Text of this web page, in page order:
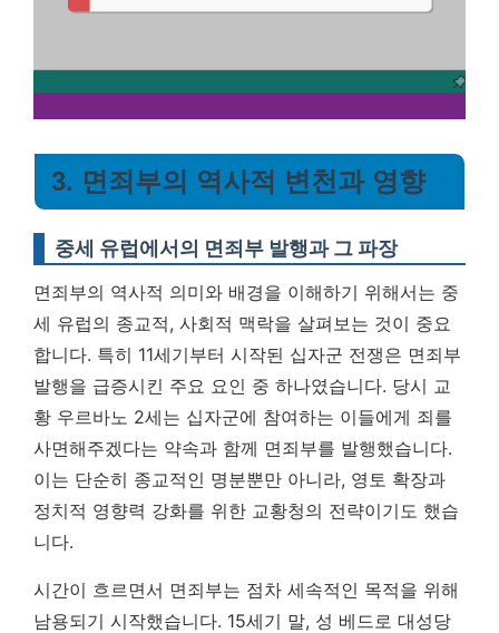
3. 면죄부의 역사적 변천과 영향
중세 유럽에서의 면죄부 발행과 그 파장
면죄부의 역사적 의미와 배경을 이해하기 위해서는 중
세 유럽의 종교적, 사회적 맥락을 살펴보는 것이 중요
합니다. 특히 11세기부터 시작된 십자군 전쟁은 면죄부
발행을 급증시킨 주요 요인 중 하나였습니다. 당시 교
황 우르바노 2세는 십자군에 참여하는 이들에게 죄를
사면해주겠다는 약속과 함께 면죄부를 발행했습니다.
이는 단순히 종교적인 명분뿐만 아니라, 영토 확장과
정치적 영향력 강화를 위한 교황청의 전략이기도 했습
니다.
시간이 흐르면서 면죄부는 점차 세속적인 목적을 위해
남용되기 시작했습니다. 15세기 말, 성 베드로 대성당